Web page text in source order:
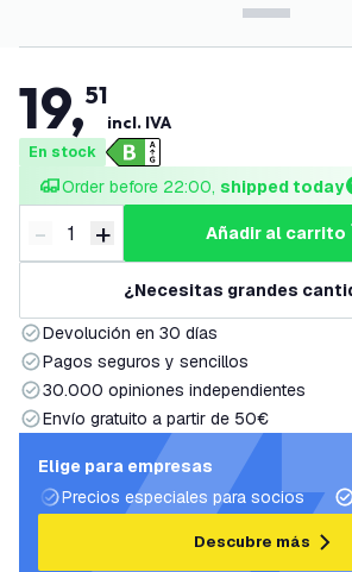
19,51
incl. IVA
En stock
Order before 22:00, shipped today
Disminuir cantidad
- Aumentar cantidad
+ añadir al carrito
¿Necesitas grandes
Devolución en 30 días
Pagos seguros y sencillos
30.000 opiniones independientes
Envío gratuito a partir de 50€
Elige para empresas
Precios especiales para socios
Descubre más